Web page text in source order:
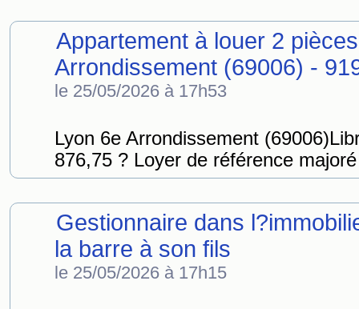
Appartement à louer 2
Arrondissement (69006) -
le 25/05/2026 à 17h53
Lyon 6e Arrondissement
876,75 ? Loyer de référence
Gestionnaire dans
la barre à son fils
le 25/05/2026 à 17h15